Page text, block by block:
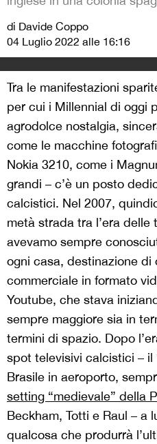
di Davide Coppo
04 Luglio 2022 alle 16:16
Tra le manifestazioni
per cui i Millennial di oggi
agrodolce nostalgia,
come le macchine
Nokia 3210, come i
grandi – c’è un posto
calcistici. Nel 2007,
metà strada tra l’era delle
avevamo sempre
ogni casa, destinazione di
commerciale in formato
Youtube, che stava
sempre maggiore sia in
termini di spazio. Dopo
spot televisivi calcistici – il
Brasile in aeroporto,
setting “medievale” della
Beckham, Totti e Raul – a
qualcosa che produrrà